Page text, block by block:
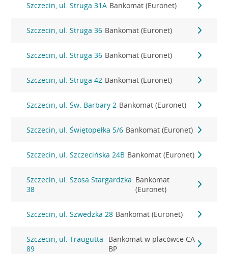
Szczecin, ul. Struga 31A Bankomat (Euronet)
Szczecin, ul. Struga 36 Bankomat (Euronet)
Szczecin, ul. Struga 36 Bankomat (Euronet)
Szczecin, ul. Struga 42 Bankomat (Euronet)
Szczecin, ul. Św. Barbary 2 Bankomat (Euronet)
Szczecin, ul. Świętopełka 5/6 Bankomat (Euronet)
Szczecin, ul. Szczecińska 24B Bankomat (Euronet)
Szczecin, ul. Szosa Stargardzka
38
Bankomat
(Euronet)
Szczecin, ul. Szwedzka 28 Bankomat (Euronet)
Szczecin, ul. Traugutta
89
Bankomat w placówce CA
BP